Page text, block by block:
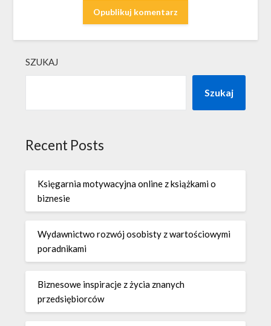
SZUKAJ
Szukaj
Recent Posts
Księgarnia motywacyjna online z książkami o
biznesie
Wydawnictwo rozwój osobisty z wartościowymi
poradnikami
Biznesowe inspiracje z życia znanych
przedsiębiorców